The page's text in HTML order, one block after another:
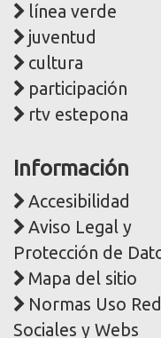
línea verde
juventud
cultura
participación
rtv estepona
Información
Accesibilidad
Aviso Legal y
Protección de
Mapa del sitio
Normas Uso
Sociales y Webs